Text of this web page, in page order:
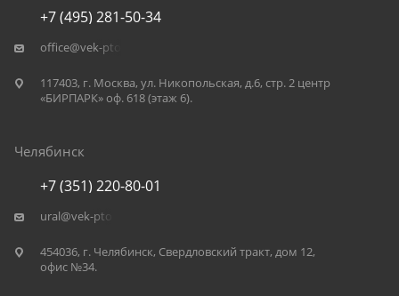
+7 (495) 281-50-34
office@vek-pto.ru
117403, г. Москва, ул. Никопольская, д.6, стр. 2 центр
«БИРПАРК» оф. 618 (этаж 6).
Челябинск
+7 (351) 220-80-01
ural@vek-pto.ru
454036, г. Челябинск, Свердловский тракт, дом 12,
офис №34.